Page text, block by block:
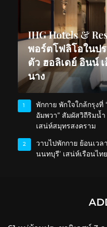
IHG Hotels &
พอร์ตโฟลิโอในป
ตัว ฮอลิเดย์ อินน์
นาง
1
พักกาย พักใจใกล้กรุง
อัมพวา” สัมผัสวิถีริมน้
เสน่ห์สมุทรสงคราม
2
วาบไปพักกาย ย้อนเว
นนทบุรี’ เสน่ห์เรือนไ